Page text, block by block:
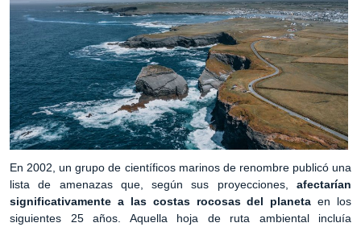
En 2002, un grupo de científicos marinos de renombre publicó una
lista de amenazas que, según sus proyecciones, afectarían
significativamente a las costas rocosas del planeta en los
siguientes 25 años. Aquella hoja de ruta ambiental incluía